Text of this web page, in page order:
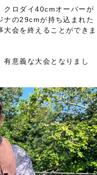
クロダイ40cmオーバーが
ナの29cmが持ち込まれた
大会を終えることができま
有意義な大会となりまし